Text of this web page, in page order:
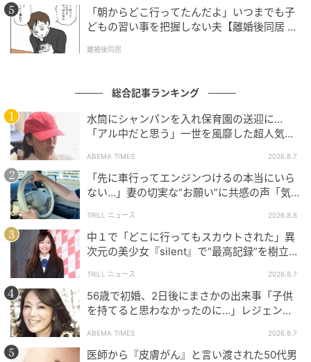
アップリムーバーが数量限定登場
「朝からどこ行ってたんだよ」いつまでも子
どもの習い事を把握しない夫【離婚後同居 Vo
離婚後同居
総合記事ランキング
水筒にシャンパンを入れ保育園の送迎に…
「アル中だと思う」一世を風靡した超人気タ
ABEMA TIMES 2026.8.7
「先に車行ってエンジンつけるの本当にいら
ない…」妻の切実な“お願い”に共感の声「気
TRILL ニュース 2026.8.8
中１で「どこに行ってもスカウトされた」異
次元の美少女『silent』で“最高記録”を樹立し
TRILL ニュース 2026.8.7
56歳で初婚、2日後にまさかの出来事「子供
を持てると思わなかったのに…」レジェンド
ABEMA TIMES 2026.8.7
医師から『皮膚がん』と言い渡された50代男